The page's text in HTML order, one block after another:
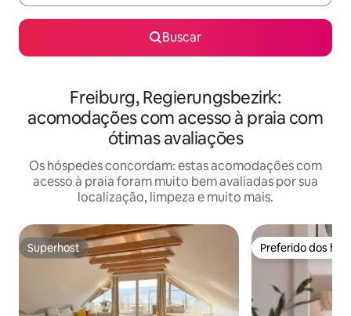
Buscar
Freiburg, Regierungsbezirk:
acomodações com acesso à praia com
ótimas avaliações
Os hóspedes concordam: estas acomodações com
acesso à praia foram muito bem avaliadas por sua
localização, limpeza e muito mais.
Superhost
Superhost Preferido dos
Preferido dos